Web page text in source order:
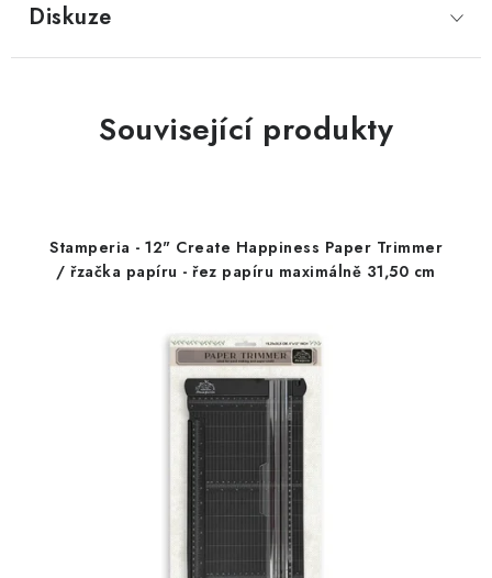
Diskuze
Související produkty
Stamperia - 12" Create Happiness Paper Trimmer
/ řzačka papíru - řez papíru maximálně 31,50 cm